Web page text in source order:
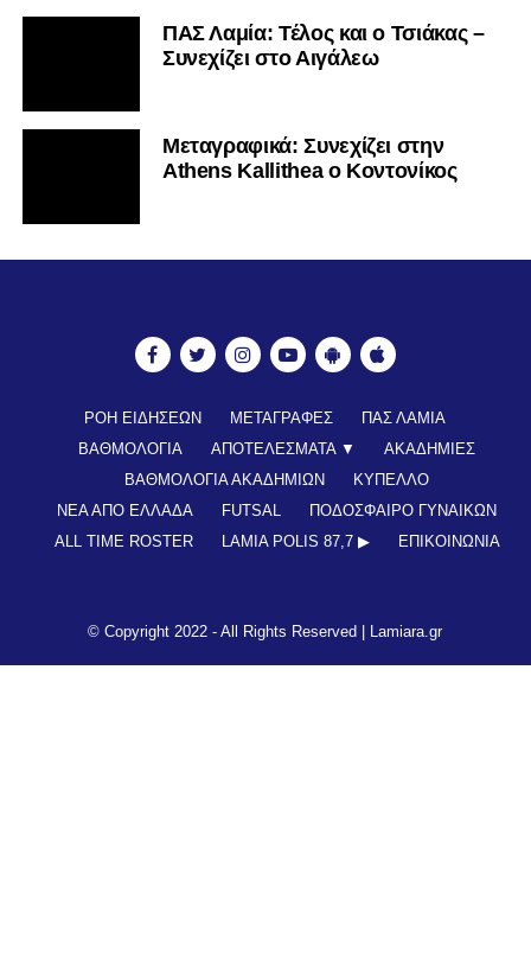
ΠΑΣ Λαμία: Τέλος και ο Τσιάκας –
Συνεχίζει στο Αιγάλεω
Mεταγραφικά: Συνεχίζει στην
Athens Kallithea ο Κοντονίκος
ΡΟΗ ΕΙΔΗΣΕΩΝ ΜΕΤΑΓΡΑΦΕΣ
ΠΑΣ ΛΑΜΙΑ
ΒΑΘΜΟΛΟΓΙΑ
ΑΠΟΤΕΛΕΣΜΑΤΑ ▼
ΑΚΑΔΗΜΙΕΣ
ΒΑΘΜΟΛΟΓΙΑ ΑΚΑΔΗΜΙΩΝ
ΚΥΠΕΛΛΟ
ΝΕΑ ΑΠΟ ΕΛΛΑΔΑ
FUTSAL
ΠΟΔΟΣΦΑΙΡΟ ΓΥΝΑΙΚΩΝ
ALL TIME ROSTER
LAMIA POLIS 87,7 ▶︎ ΕΠΙΚΟΙΝΩΝΊΑ
© Copyright 2022 - All Rights Reserved | Lamiara.gr